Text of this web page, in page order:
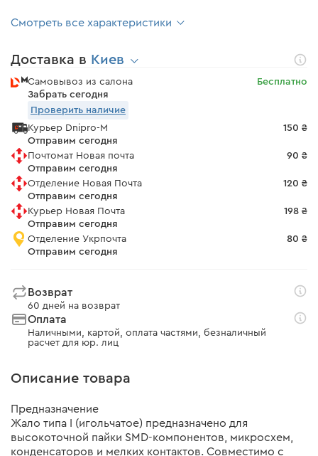
Смотреть все характеристики
Доставка в Киев
Самовывоз из салона
Забрать сегодня
Бесплатно
Проверить наличие
Курьер Dnipro-M
Отправим сегодня
150 ₴
Почтомат Новая почта
Отправим сегодня
90 ₴
Отделение Новая Почта
Отправим сегодня
120 ₴
Курьер Новая Почта
Отправим сегодня
198 ₴
Отделение Укрпочта
Отправим сегодня
80 ₴
Возврат
60 дней на возврат
Оплата
Наличными, картой, оплата частями, безналичный
расчет для юр. лиц
Описание товара
Предназначение
Жало типа I (игольчатое) предназначено для
высокоточной пайки SMD-компонентов, микросхем,
конденсаторов и мелких контактов. Совместимо с